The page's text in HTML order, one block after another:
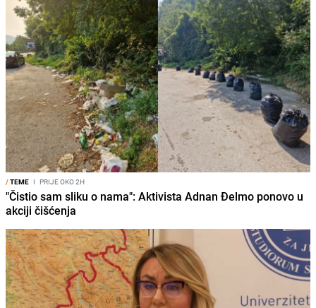
/TEME I PRIJE OKO 2H
"Čistio sam sliku o nama": Aktivista Adnan Đelmo ponovo u
akciji čišćenja